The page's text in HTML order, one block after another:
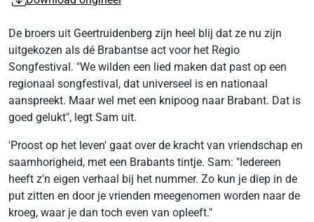
De broers uit Geertruidenberg zijn heel blij dat ze nu zijn
uitgekozen als dé Brabantse act voor het Regio
Songfestival. "We wilden een lied maken dat past op een
regionaal songfestival, dat universeel is en nationaal
aanspreekt. Maar wel met een knipoog naar Brabant. Dat is
goed gelukt", legt Sam uit.
'Proost op het leven' gaat over de kracht van vriendschap en
saamhorigheid, met een Brabants tintje. Sam: "Iedereen
heeft z'n eigen verhaal bij het nummer. Zo kun je diep in de
put zitten en door je vrienden meegenomen worden naar de
kroeg, waar je dan toch even van opleeft."